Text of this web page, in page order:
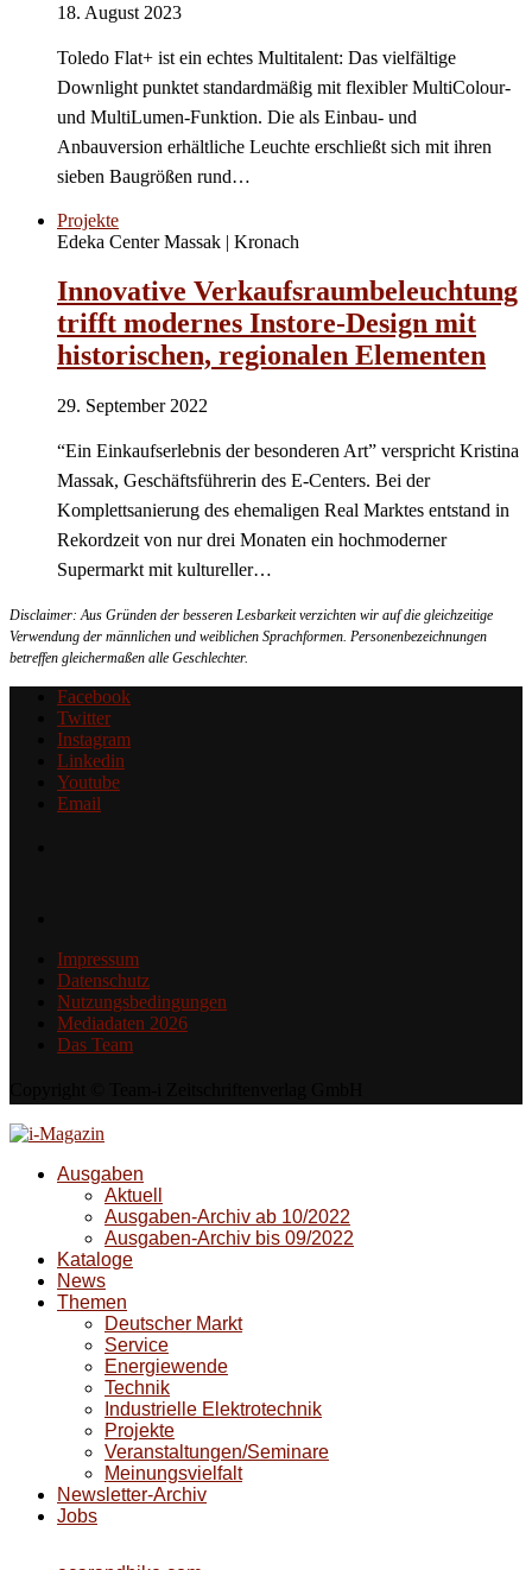
18. August 2023
Toledo Flat+ ist ein echtes Multitalent: Das vielfältige
Downlight punktet standardmäßig mit flexibler MultiColour-
und MultiLumen-Funktion. Die als Einbau- und
Anbauversion erhältliche Leuchte erschließt sich mit ihren
sieben Baugrößen rund…
Projekte
Edeka Center Massak | Kronach
Innovative Verkaufsraumbeleuchtung
trifft modernes Instore-Design mit
historischen, regionalen Elementen
29. September 2022
“Ein Einkaufserlebnis der besonderen Art” verspricht Kristina
Massak, Geschäftsführerin des E-Centers. Bei der
Komplettsanierung des ehemaligen Real Marktes entstand in
Rekordzeit von nur drei Monaten ein hochmoderner
Supermarkt mit kultureller…
Disclaimer: Aus Gründen der besseren Lesbarkeit verzichten wir auf die gleichzeitige
Verwendung der männlichen und weiblichen Sprachformen. Personenbezeichnungen
betreffen gleichermaßen alle Geschlechter.
Facebook
Twitter
Instagram
Linkedin
Youtube
Email
Impressum
Datenschutz
Nutzungsbedingungen
Mediadaten 2026
Das Team
Ausgaben
Aktuell
Ausgaben-Archiv ab 10/2022
Ausgaben-Archiv bis 09/2022
Kataloge
News
Themen
Deutscher Markt
Service
Energiewende
Technik
Industrielle Elektrotechnik
Projekte
Veranstaltungen/Seminare
Meinungsvielfalt
Newsletter-Archiv
Jobs